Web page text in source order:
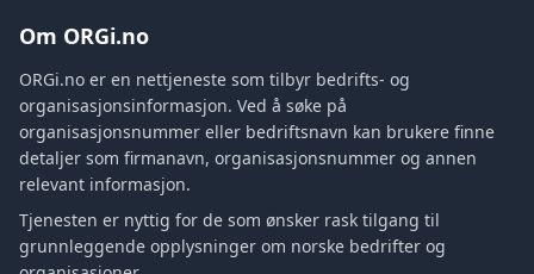
Om ORGi.no
ORGi.no er en nettjeneste som tilbyr bedrifts- og
organisasjonsinformasjon. Ved å søke på
organisasjonsnummer eller bedriftsnavn kan brukere finne
detaljer som firmanavn, organisasjonsnummer og annen
relevant informasjon.
Tjenesten er nyttig for de som ønsker rask tilgang til
grunnleggende opplysninger om norske bedrifter og